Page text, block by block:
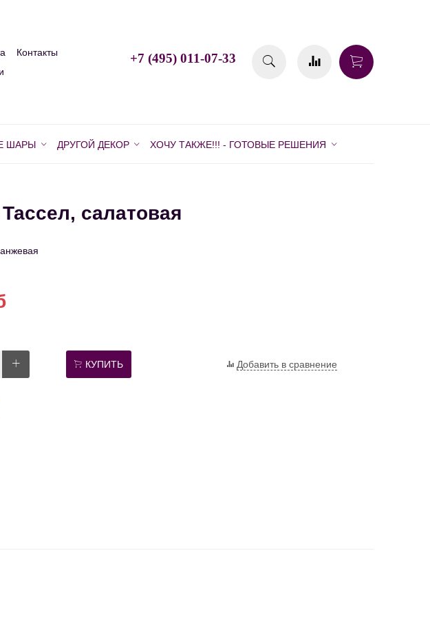
Контакты
+7 (495) 011-07-33
ШАРЫ ДРУГОЙ ДЕКОР ХОЧУ ТАКЖЕ!!! - ГОТОВЫЕ РЕШЕНИЯ
салатовая
КУПИТЬ Добавить в сравнение